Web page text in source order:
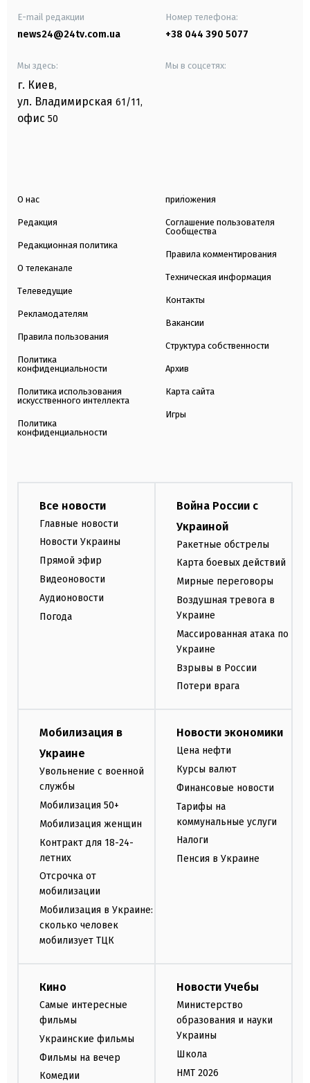
E-mail редакции
news24@24tv.com.ua
Номер телефона:
+38 044 390 5077
Мы здесь:
г. Киев,
ул. Владимирская 61/11,
офис 50
Мы в соцсетях:
О нас
Редакция
Редакционная политика
О телеканале
Телеведущие
Рекламодателям
Правила пользования
Политика
конфиденциальности
Политика использования
искусственного интеллекта
Политика
конфиденциальности
приложения
Соглашение пользователя
Сообщества
Правила комментирования
Техническая информация
Контакты
Вакансии
Структура собственности
Архив
Карта сайта
Игры
Все новости
Главные новости
Новости Украины
Прямой эфир
Видеоновости
Аудионовости
Погода
Война России с
Украиной
Ракетные обстрелы
Карта боевых действий
Мирные переговоры
Воздушная тревога в
Украине
Массированная атака по
Украине
Взрывы в России
Потери врага
Мобилизация в
Украине
Увольнение с военной
службы
Мобилизация 50+
Мобилизация женщин
Контракт для 18-24-
летних
Отсрочка от
мобилизации
Мобилизация в Украине:
сколько человек
мобилизует ТЦК
Новости экономики
Цена нефти
Курсы валют
Финансовые новости
Тарифы на
коммунальные услуги
Налоги
Пенсия в Украине
Кино
Самые интересные
фильмы
Украинские фильмы
Фильмы на вечер
Комедии
Новости Учебы
Министерство
образования и науки
Украины
Школа
НМТ 2026